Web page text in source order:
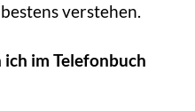
verstehen.
im Telefonbuch